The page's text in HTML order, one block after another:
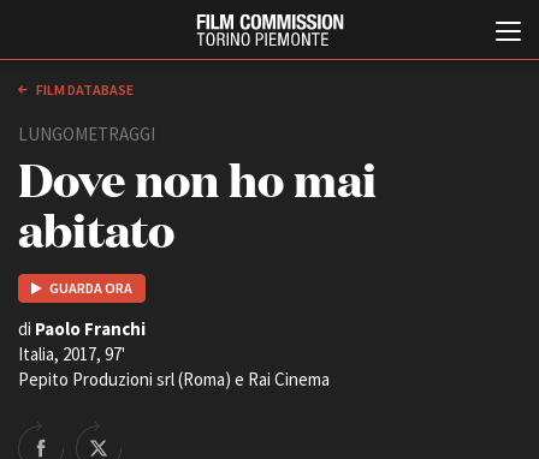
ABOUT
Chi siamo
Storia della Fondazione
EVENTI, SPECIALI
FILM DATABASE
LUNGOMETRAGGI
Dove non ho mai
abitato
GUARDA ORA
di Paolo Franchi
Italia, 2017, 97'
Pepito Produzioni srl (Roma) e Rai Cinema